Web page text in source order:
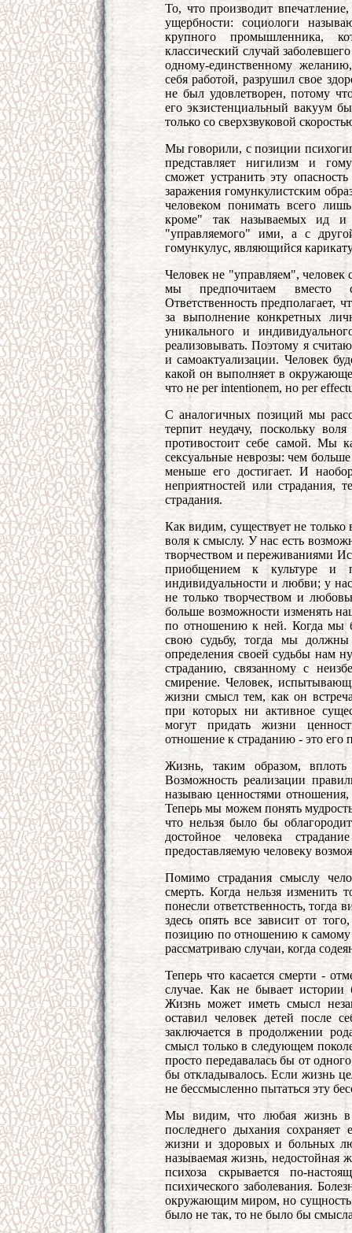
То, что производит
ущербности: социологи
крупного промышленника,
классический случай
одному-единственному
себя работой, разрушил свое
не был удовлетворен, потому
его экзистенциальный вакуум
только со сверхзвуковой
Мы говорили, с позиции
представляет нигилизм и
сможет устранить эту
заражения гомункулистским
человеком понимать всего
кроме" так называемых ид
"управляемого" ими, а с
гомункулус, являющийся
Человек не "управляем",
мы предпочитаем вместо
Ответственность предполагает,
за выполнение конкретных
уникального и
реализовывать. Поэтому я
и самоактуализации. Человек
какой он выполняет в
что не per intentionem, но per
С аналогичных позиций мы
терпит неудачу, поскольку
противостоит себе самой. Мы
сексуальные неврозы: чем больше
меньше его достигает. И
неприятностей или страдания,
страдания.
Как видим, существует не только
воля к смыслу. У нас есть
творчеством и переживаниями
приобщением к культуре и
индивидуальности и любви; у
не только творчеством и
больше возможности изменять
по отношению к ней. Когда мы
свою судьбу, тогда мы
определения своей судьбы нам
страданию, связанному с
смирение. Человек,
жизни смысл тем, как он
при которых ни активное
могут придать жизни
отношение к страданию - это его
Жизнь, таким образом,
Возможность реализации
называю ценностями отношения,
Теперь мы можем понять
что нельзя было бы
достойное человека
предоставляемую человеку
Помимо страдания смыслу
смерть. Когда нельзя изменить
понесли ответственность, тогда
здесь опять все зависит от
позицию по отношению к самому
рассматриваю случаи, когда
Теперь что касается смерти -
случае. Как не бывает
Жизнь может иметь смысл
оставил человек детей после
заключается в продолжении
смысл только в следующем
просто передавалась бы от
бы откладывалось. Если жизнь
не бессмысленно пытаться эту
Мы видим, что любая жизнь в
последнего дыхания
жизни и здоровых и больных
называемая жизнь, недостойная
психоза скрывается по-
психического заболевания.
окружающим миром, но сущность
было не так, то не было бы